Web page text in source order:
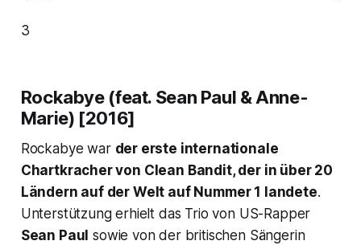
3
Rockabye (feat. Sean Paul & Anne-
Marie) [2016]
Rockabye war der erste internationale
Chartkracher von Clean Bandit, der in über 20
Ländern auf der Welt auf Nummer 1 landete.
Unterstützung erhielt das Trio von US-Rapper
Sean Paul sowie von der britischen Sängerin